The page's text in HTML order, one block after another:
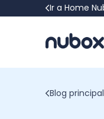
Ir a Home
Blog principal